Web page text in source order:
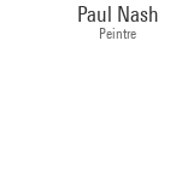
Paul Nash
Peintre